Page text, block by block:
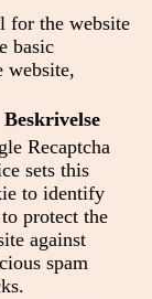
for the website
basic
website,
Beskrivelse
Recaptcha
sets this
to identify
protect the
against
spam